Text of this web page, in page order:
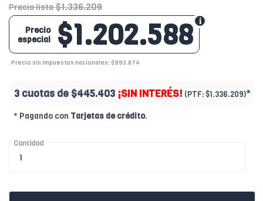
Precio lista $1.336.209
$1.202.588
Precio
especial
Precio sin impuestos nacionales: $993.874
3 cuotas de $445.403 ¡SIN INTERÉS! (PTF: $1.336.209)*
* Pagando con Tarjetas de crédito.
Cantidad